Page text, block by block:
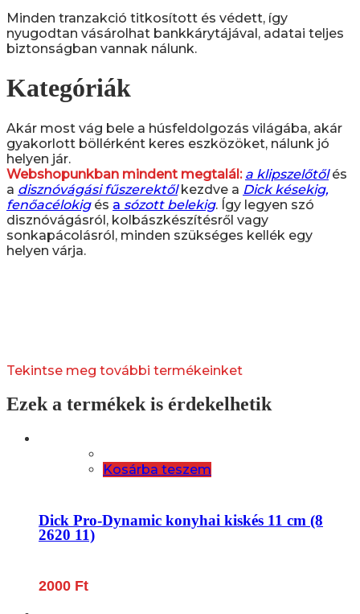
Minden tranzakció titkosított és védett, így
nyugodtan vásárolhat bankkárytájával, adatai teljes
biztonságban vannak nálunk.
Kategóriák
Akár most vág bele a húsfeldolgozás világába, akár
gyakorlott böllérként keres eszközöket, nálunk jó
helyen jár.
Webshopunkban mindent megtalál: a klipszelőtőlés
a disznóvágási fűszerektőlkezdve a Dick késekig,
fenőacélokigés a sózott belekig. Így legyen szó
disznóvágásról, kolbászkészítésről vagy
sonkapácolásról, minden szükséges kellék egy
helyen várja.
Tekintse meg további termékeinket
Ezek a termékek is érdekelhetik
Kosárba teszem
Dick Pro-Dynamic konyhai kiskés 11 cm (8
2620 11)
2000 Ft